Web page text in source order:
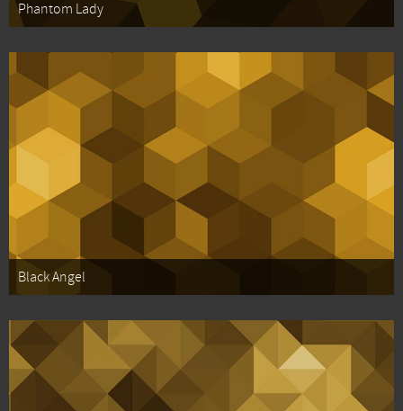
Phantom Lady
Black Angel